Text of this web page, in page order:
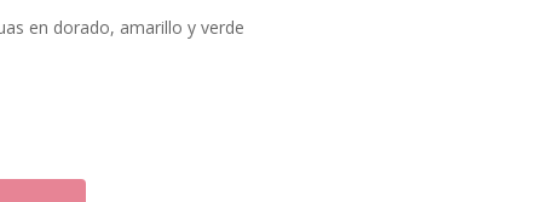
en dorado, amarillo y verde